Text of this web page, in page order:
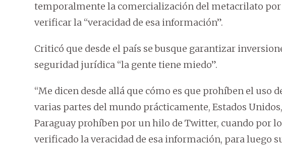
temporalmente la comercialización del metacrilato por
verificar la “veracidad de esa información”.
Criticó que desde el país se busque garantizar
seguridad jurídica “la gente tiene miedo”.
“Me dicen desde allá que cómo es que prohíben el uso
varias partes del mundo prácticamente, Estados
Paraguay prohíben por un hilo de Twitter, cuando por
verificado la veracidad de esa información, para luego